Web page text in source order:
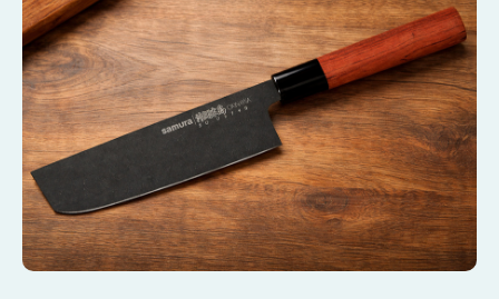
Каталог
Смотреть весь каталог
Распродажа